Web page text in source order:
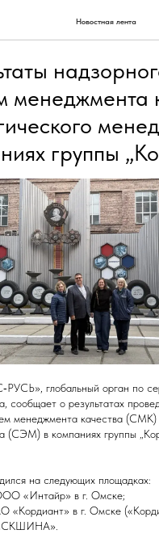
Новостная лента
менеджмента
группы
глобальный орган по
сообщает о результатах
менеджмента качества (СМК)
(СЭМ) в компаниях группы
на следующих площадках:
«Интайр» в г. Омске;
«Кордиант» в г. Омске